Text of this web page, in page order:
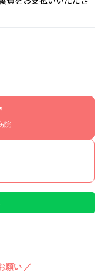
院
願い ／